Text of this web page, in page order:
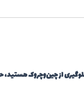
از چین‌وچروک هستید،